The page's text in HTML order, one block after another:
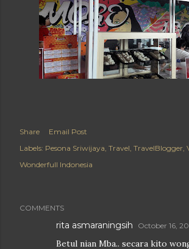
Share
Email Post
Labels: Pesona Sriwijaya Travel TravelBlogger
Wonderfull Indonesia
COMMENTS
rita asmaraningsih October 16,
Betul nian Mba.. secara kito